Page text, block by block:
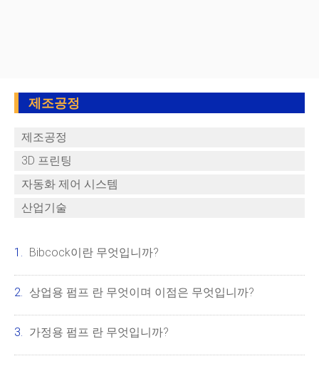
제조공정
제조공정
3D 프린팅
자동화 제어 시스템
산업기술
Bibcock이란 무엇입니까?
상업용 펌프 란 무엇이며 이점은 무엇입니까?
가정용 펌프 란 무엇입니까?